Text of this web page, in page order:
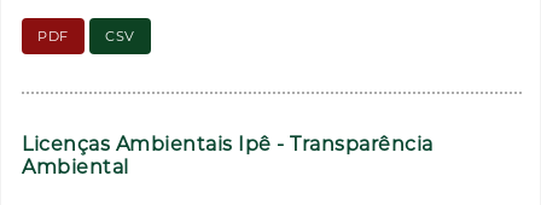
PDF CSV
Licenças Ambientais Ipê - Transparência
Ambiental